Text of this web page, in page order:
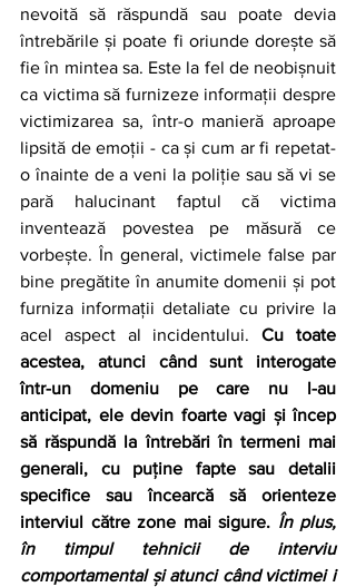
nevoită să răspundă sau poate devia
întrebările și poate fi oriunde dorește să
fie în mintea sa. Este la fel de neobișnuit
ca victima să furnizeze informații despre
victimizarea sa, într-o manieră aproape
lipsită de emoții - ca și cum ar fi repetat-
o înainte de a veni la poliție sau să vi se
pară halucinant faptul că victima
inventează povestea pe măsură ce
vorbește. În general, victimele false par
bine pregătite în anumite domenii și pot
furniza informații detaliate cu privire la
acel aspect al incidentului. Cu toate
acestea, atunci când sunt interogate
într-un domeniu pe care nu l-au
anticipat, ele devin foarte vagi și încep
să răspundă la întrebări în termeni mai
generali, cu puține fapte sau detalii
specifice sau încearcă să orienteze
interviul către zone mai sigure. În plus,
în timpul tehnicii de interviu
comportamental și atunci când victimei i